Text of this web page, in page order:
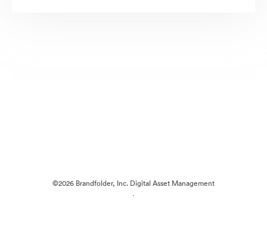
©2026 Brandfolder, Inc. Digital Asset Management
·